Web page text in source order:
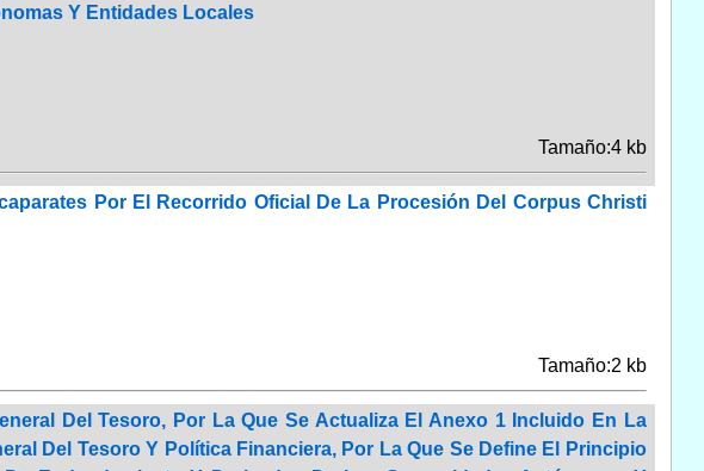
Y Entidades Locales
Tamaño:4 kb
Por El Recorrido Oficial De La Procesión Del Corpus Christi
Tamaño:2 kb
Del Tesoro, Por La Que Se Actualiza El Anexo 1 Incluido En La
Del Tesoro Y Política Financiera, Por La Que Se Define El Principio